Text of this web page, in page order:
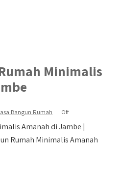
Minimalis
Bangun Rumah Off
Amanah di Jambe |
Rumah Minimalis Amanah